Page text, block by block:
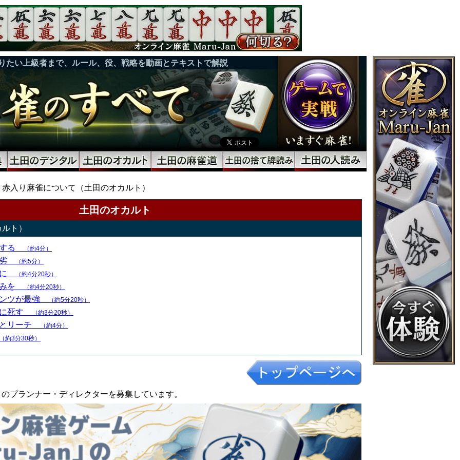
たい上級者まで、ルール、役、戦略を動画とテキストで解説
赤入り麻雀について（土田のオカルト）
土田のオカルト
ト）
する （約4分）
劣 （約5分）
に （約4分20秒）
みを （約4分20秒）
ツが最強 （約5分20秒）
に死す （約3分20秒）
リーチ
（約4分）
約3分30秒）
プランナー・ディレクターを募集しています。